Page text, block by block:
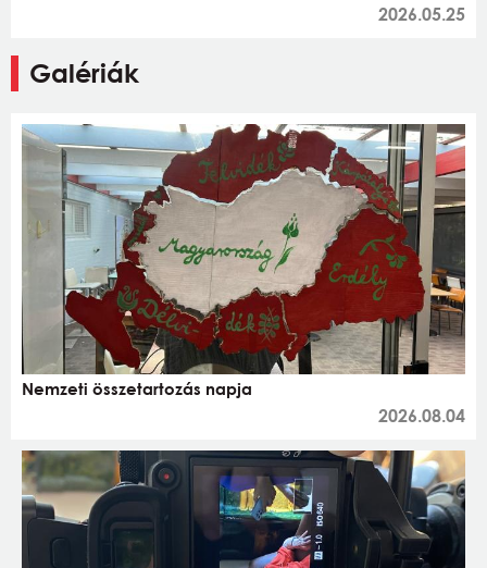
2026.05.25
Galériák
Nemzeti összetartozás napja
2026.08.04